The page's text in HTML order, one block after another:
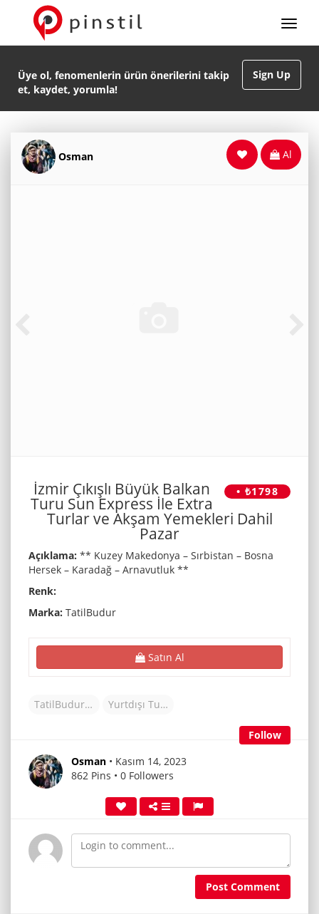
Sign Up
Üye ol, fenomenlerin ürün önerilerini takip
et, kaydet, yorumla!
Osman Al
• ₺1798
İzmir Çıkışlı Büyük Balkan
Turu Sun Express İle Extra
Turlar ve Akşam Yemekleri Dahil
Pazar
Açıklama: ** Kuzey Makedonya – Sırbistan – Bosna
Hersek – Karadağ – Arnavutluk **
Renk:
Marka: TatilBudur
Satın Al
TatilBudur Tur Yurtdışı Turu
Follow
Osman • Kasım 14, 2023
862 Pins • 0 Followers
Post Comment